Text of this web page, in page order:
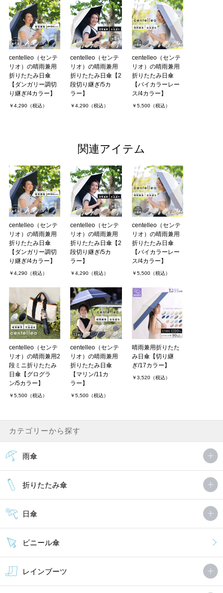
centelleo（センテ
リオ）の晴雨兼用
折りたたみ日傘
【ダンガリー調切
り継ぎ/4カラー】
￥4,290（税込）
centelleo（センテ
リオ）の晴雨兼用
折りたたみ日傘【2
段切り継ぎ/5カ
ラー】
￥4,290（税込）
centelleo（センテ
リオ）の晴雨兼用
折りたたみ日傘
【バイカラーレー
ス/4カラー】
￥5,500（税込）
関連アイテム
centelleo（センテ
リオ）の晴雨兼用
折りたたみ日傘
【ダンガリー調切
り継ぎ/4カラー】
￥4,290（税込）
centelleo（センテ
リオ）の晴雨兼用
折りたたみ日傘【2
段切り継ぎ/5カ
ラー】
￥4,290（税込）
centelleo（センテ
リオ）の晴雨兼用
折りたたみ日傘
【バイカラーレー
ス/4カラー】
￥5,500（税込）
centelleo（センテ
リオ）の晴雨兼用2
段ミニ折りたたみ
日傘【グログラ
ン/5カラー】
￥5,500（税込）
centelleo（センテ
リオ）の晴雨兼用
折りたたみ日傘
【マリン/11カ
ラー】
￥5,500（税込）
晴雨兼用折りたた
み日傘【切り継
ぎ/17カラー】
￥3,520（税込）
カテゴリーから探す
雨傘
折りたたみ傘
日傘
ビニール傘
レインブーツ